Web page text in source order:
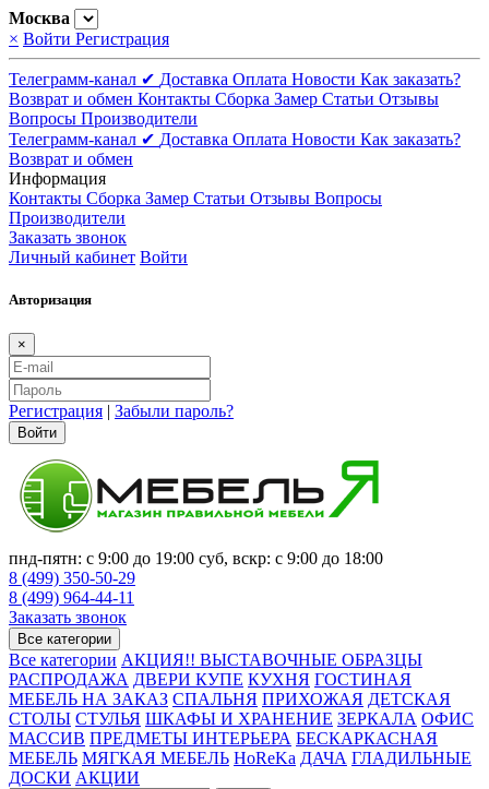
Москва
× Войти Регистрация
Телеграмм-канал ✔ Доставка Оплата Новости Как заказать?
Возврат и обмен Контакты Сборка Замер Статьи Отзывы
Вопросы Производители
Телеграмм-канал ✔ Доставка Оплата Новости Как заказать?
Возврат и обмен
Информация
Контакты Сборка Замер Статьи Отзывы Вопросы
Производители
Заказать звонок
Личный кабинет Войти
Авторизация
×
Регистрация | Забыли пароль?
Войти
пнд-пятн: с 9:00 до 19:00 суб, вскр: с 9:00 до 18:00
8 (499) 350-50-29
8 (499) 964-44-11
Заказать звонок
Все категории
Все категории АКЦИЯ!! ВЫСТАВОЧНЫЕ ОБРАЗЦЫ
РАСПРОДАЖА ДВЕРИ КУПЕ КУХНЯ ГОСТИНАЯ
МЕБЕЛЬ НА ЗАКАЗ СПАЛЬНЯ ПРИХОЖАЯ ДЕТСКАЯ
СТОЛЫ СТУЛЬЯ ШКАФЫ И ХРАНЕНИЕ ЗЕРКАЛА ОФИС
МАССИВ ПРЕДМЕТЫ ИНТЕРЬЕРА БЕСКАРКАСНАЯ
МЕБЕЛЬ МЯГКАЯ МЕБЕЛЬ HoReKa ДАЧА ГЛАДИЛЬНЫЕ
ДОСКИ АКЦИИ